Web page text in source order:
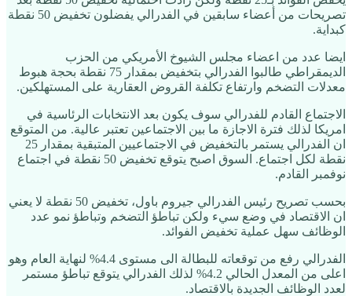
تصريحات من أعضاء سابقين في الفدرالي يفضلون تخفيض 50 نقطة
كبداية.
ايضا عدد من اعضاء مجلس الشيوخ الأمريكي من الحزب
الديمقراطي طالبوا الفدرالي بتخفيض بمقدار 75 نقطة بحجة هبوط
معدلات التضخم وارتفاع تكلفة القروض العقارية على المستهلكين.
الاجتماع القادم للفدرالي سوف يكون بعد الانتخابات الرئاسية في
امريكا لذلك فترة الاجازة ما بين الاجتماعين تعتبر عالية. من المتوقع
ان الفدرالي يستمر بالتخفيض في الاجتماعيين المتبقية بمقدار 25
نقطة لكل اجتماع. السوق اصبح يتوقع تخفيض 50 نقطة في اجتماع
نوفمبر القادم.
بحسب تصريح رئيس الفدرالي جيروم باول، تخفيض 50 نقطة لا يعني
ان الاقتصاد في وضع سيء ولكن تباطؤ التضخم وتباطؤ نمو عدد
الوظائف سهل عملية تخفيض الفوائد.
الفدرالي رفع من توقعاته للبطالة الى مستوى 4.4% لنهاية العام وهو
اعلى من المعدل الحالي 4.2% لذلك الفدرالي يتوقع تباطؤ مستمر
لعدد الوظائف الجديدة بالاقتصاد.